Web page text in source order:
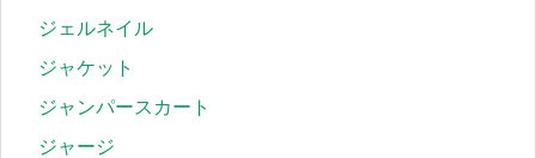
ジェルネイル
ジャケット
ジャンパースカート
ジャージ